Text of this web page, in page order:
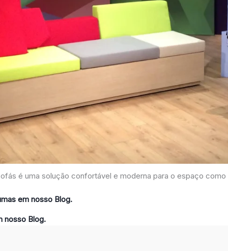
é uma solução confortável e moderna para o espaço
em nosso Blog.
nosso Blog.